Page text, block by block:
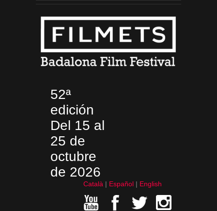
52ª
edición
Del 15 al
25 de
octubre
de 2026
Català Español English